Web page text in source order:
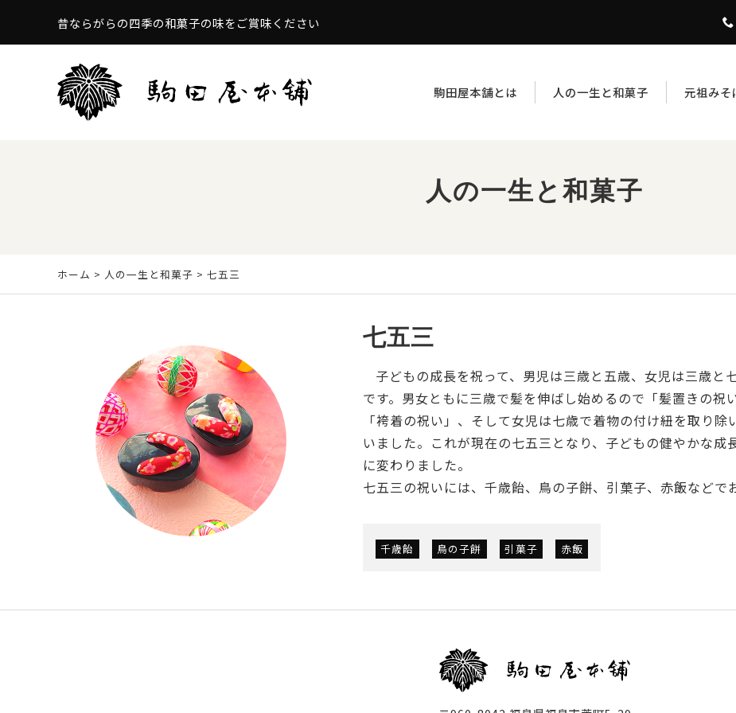
昔ならがらの四季の和菓子の味をご賞味ください
駒田屋本舗とは 人の一生と和菓子 元祖みそ
人の一生と和菓子
ホーム > 人の一生と和菓子 > 七五三
七五三
子どもの成長を祝って、男児は三歳と五歳、女児は三歳
です。男女ともに三歳で髪を伸ばし始めるので「髪置きの
「袴着の祝い」、そして女児は七歳で着物の付け紐を取り
いました。これが現在の七五三となり、子どもの健やかな
に変わりました。
七五三の祝いには、千歳飴、鳥の子餅、引菓子、赤飯などで
千歳飴 鳥の子餅 引菓子 赤飯